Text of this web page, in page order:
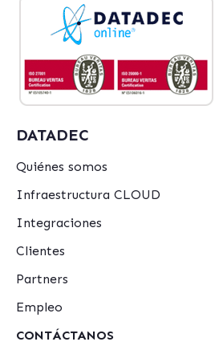
DATADEC
Quiénes somos
Infraestructura CLOUD
Integraciones
Clientes
Partners
Empleo
CONTÁCTANOS